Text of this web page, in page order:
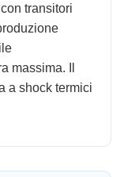
transitori
massima. Il
a shock termici